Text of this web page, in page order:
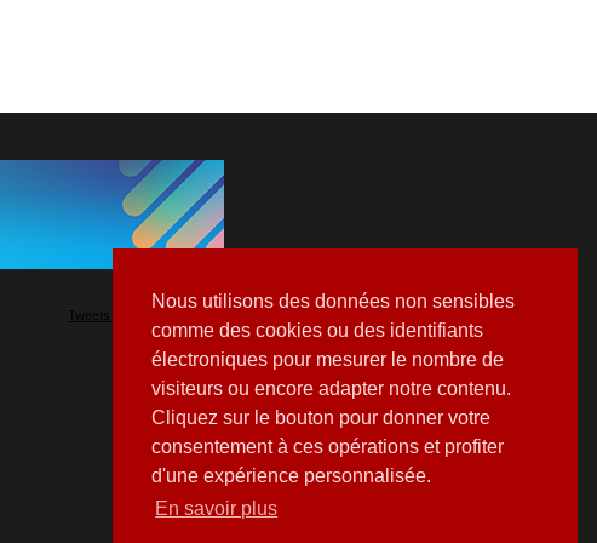
Nous utilisons des données non sensibles
comme des cookies ou des identifiants
électroniques pour mesurer le nombre de
visiteurs ou encore adapter notre contenu.
Cliquez sur le bouton pour donner votre
consentement à ces opérations et profiter
d'une expérience personnalisée.
En savoir plus
Tweets by Hospitalia_Mag